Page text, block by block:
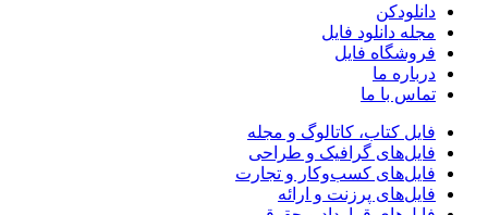
دانلودکن
مجله دانلود فایل
فروشگاه فایل
درباره ما
تماس با ما
فایل کتاب، کاتالوگ و مجله
فایل‌های گرافیک و طراحی
فایل‌های کسب‌وکار و تجارت
فایل‌های پرزنت و ارائه